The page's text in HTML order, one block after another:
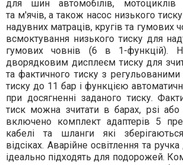
для шин автомобілів, мотоциклів
та м'ячів, а також насос низького
надувних матраців, кругів та гумових
всмоктування низького тиску для
гумових човнів (6 в 1-функцій).
дворядковим дисплеєм тиску для
та фактичного тиску з
тиску до 11 бар і функцією
при досягненні заданого тиску.
тиск можна зчитати в барах, psi
включено комплект адаптерів 5
кабелі та шланги які
відсіках. Аварійне освітлення та
ідеально підходять для подорожей.